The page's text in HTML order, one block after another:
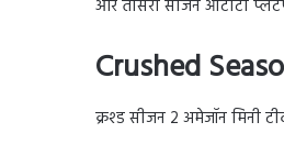
और तीसरा सीजन ओटीटी
Crushed
क्रश्ड सीजन 2 अमेजॉन मिनी